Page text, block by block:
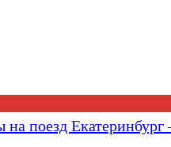
поезд